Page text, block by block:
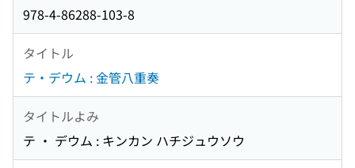
978-4-86288-103-8
タイトル
テ・デウム : 金管八重奏
タイトルよみ
テ ・ デウム : キンカン ハチジュウソウ